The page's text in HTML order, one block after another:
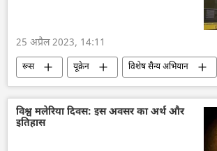
25 अप्रैल 2023, 14:11
रूस यूक्रेन
विशेष सैन्य अभियान
राष्ट्रीय सुरक्षा
रूस की खबरें
विश्व मलेरिया दिवस: इस अवसर का अर्थ और
इतिहास